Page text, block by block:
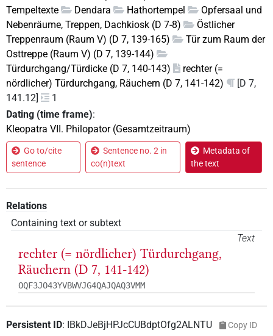
Tempeltexte
Dendara Hathortempel
Opfersaal und
Nebenräume, Treppen, Dachkiosk (D 7-8)
Östlicher
Treppenraum (Raum V) (D 7, 139-165)
Tür zum Raum der
Osttreppe (Raum V) (D 7, 139-144)
Türdurchgang/Türdicke (D 7, 140-143)
rechter (=
nördlicher) Türdurchgang, Räuchern (D 7, 141-142)
[D 7,
141.12]
1
Dating (time frame):
Kleopatra VII. Philopator (Gesamtzeitraum)
Go to/cite
sentence
Sentence no. 2 in
co(n)text
Metadata of
the text
Relations
Containing text or subtext
Text
rechter (= nördlicher) Türdurchgang,
Räuchern (D 7, 141-142)
OQF3JO43YVBWVJG4QAJQAQ3VMM
Persistent ID: IBkDJeBjHPJcCUBdptOfg2ALNTU Copy ID